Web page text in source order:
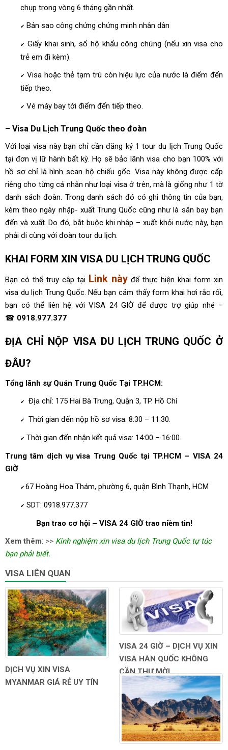
chụp trong vòng 6 tháng gần nhất.
✔ Bản sao công chứng chứng minh nhân dân
✔
Giấy khai sinh, sổ hộ khẩu công chứng (nếu xin visa cho
trẻ em đi kèm).
✔ Visa hoặc thẻ tạm trú còn hiệu lực của nước là điểm đến
tiếp theo.
✔ Vé máy bay tới điểm đến tiếp theo.
– Visa Du Lịch Trung Quốc theo đoàn
Với loại visa này bạn chỉ cần đăng ký 1 tour du lịch Trung Quốc
tại đơn vị lữ hành bất kỳ. Họ sẽ bảo lãnh visa cho bạn 100% với
hồ sơ chỉ là hình scan hộ chiếu gốc. Visa này không được cấp
riêng cho từng cá nhân như loại visa ở trên, mà là giống như 1 tờ
danh sách đoàn. Trong danh sách đó có ghi thông tin của bạn,
kèm theo ngày nhập- xuất Trung Quốc cũng như là sân bay bạn
đến và xuất. Do đó, bắt buộc khi nhập – xuất khỏi nước này, bạn
phải đi cùng với đoàn tour du lịch.
KHAI FORM XIN VISA DU LỊCH TRUNG QUỐC
Bạn có thể truy cập tại Link này để thực hiện khai form xin
visa du lịch Trung Quốc. Nếu bạn cảm thấy form khai hơi rắc rối,
bạn có thể liên hệ với VISA 24 GIỜ để được trợ giúp nhé –
☎ 0918.977.377
ĐỊA CHỈ NỘP VISA DU LỊCH TRUNG QUỐC Ở
ĐÂU?
Tổng lãnh sự Quán Trung Quốc Tại TP.HCM:
✔ Địa chỉ: 175 Hai Bà Trưng, Quận 3, TP. Hồ Chí
✔ Thời gian đến nộp hồ sơ visa: 8:30 – 11:30.
✔ Thời gian đến nhận kết quả visa: 14:00 – 16:00.
Trung tâm dịch vụ visa Trung Quốc tại TP.HCM – VISA 24
GIỜ
✔ 67 Hoàng Hoa Thám, phường 6, quận Bình Thạnh, HCM
✔ SDT: 0918.977.377
Bạn trao cơ hội – VISA 24 GIỜ trao niềm tin!
Xem thêm: >> Kinh nghiệm xin visa du lịch Trung Quốc tự túc
bạn phải biết.
VISA LIÊN QUAN
DỊCH VỤ XIN VISA
MYANMAR GIÁ RẺ UY TÍN
VISA 24 GIỜ – DỊCH VỤ XIN
VISA HÀN QUỐC KHÔNG
CẦN THƯ MỜI